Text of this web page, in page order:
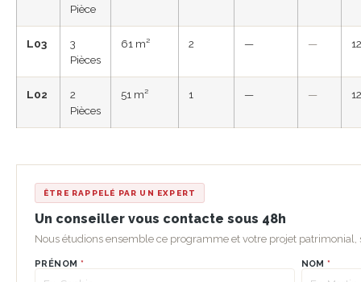
Pièce
L03
3
Pièces
61 m² 2 — —
L02
2
Pièces
51 m² 1 — —
ÊTRE RAPPELÉ PAR UN EXPERT
Un conseiller vous contacte sous 48h
Nous étudions ensemble ce programme et votre projet patrimonial,
PRÉNOM* NOM*